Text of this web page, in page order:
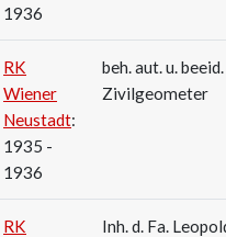
1936
RK
Wiener
Neustadt:
1935 -
1936
beh. aut. u. beeid.
Zivilgeometer
RK
Inh. d. Fa.